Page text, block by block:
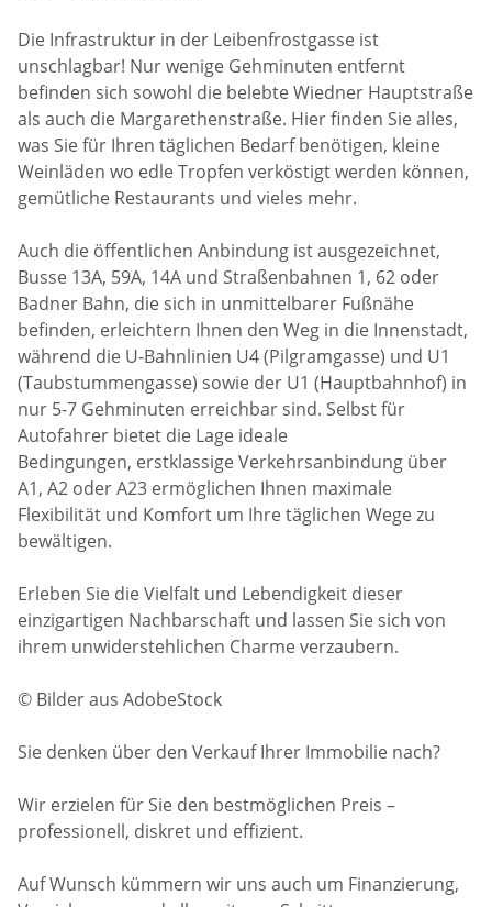
Die Infrastruktur in der Leibenfrostgasse ist
unschlagbar! Nur wenige Gehminuten entfernt
befinden sich sowohl die belebte Wiedner Hauptstraße
als auch die Margarethenstraße. Hier finden Sie alles,
was Sie für Ihren täglichen Bedarf benötigen, kleine
Weinläden wo edle Tropfen verköstigt werden können,
gemütliche Restaurants und vieles mehr.
Auch die öffentlichen Anbindung ist ausgezeichnet,
Busse 13A, 59A, 14A und Straßenbahnen 1, 62 oder
Badner Bahn, die sich in unmittelbarer Fußnähe
befinden, erleichtern Ihnen den Weg in die Innenstadt,
während die U-Bahnlinien U4 (Pilgramgasse) und U1
(Taubstummengasse) sowie der U1 (Hauptbahnhof) in
nur 5-7 Gehminuten erreichbar sind. Selbst für
Autofahrer bietet die Lage ideale
Bedingungen, erstklassige Verkehrsanbindung über
A1, A2 oder A23 ermöglichen Ihnen maximale
Flexibilität und Komfort um Ihre täglichen Wege zu
bewältigen.
Erleben Sie die Vielfalt und Lebendigkeit dieser
einzigartigen Nachbarschaft und lassen Sie sich von
ihrem unwiderstehlichen Charme verzaubern.
© Bilder aus AdobeStock
Sie denken über den Verkauf Ihrer Immobilie nach?
Wir erzielen für Sie den bestmöglichen Preis –
professionell, diskret und effizient.
Auf Wunsch kümmern wir uns auch um Finanzierung,